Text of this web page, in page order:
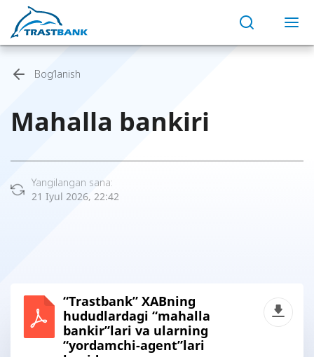
Bog‘lanish
Mahalla bankiri
Yangilangan sana:
21 Iyul 2026, 22:42
“Trastbank” XABning
hududlardagi “mahalla
bankir”lari va ularning
“yordamchi-agent”lari